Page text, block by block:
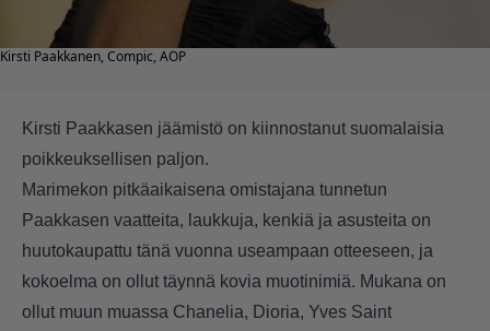
Kirsti Paakkanen, Compic, AOP
Kirsti Paakkasen jäämistö on kiinnostanut suomalaisia
poikkeuksellisen paljon.
Marimekon pitkäaikaisena omistajana tunnetun
Paakkasen vaatteita, laukkuja, kenkiä ja asusteita on
huutokaupattu tänä vuonna useampaan otteeseen, ja
kokoelma on ollut täynnä kovia muotinimiä. Mukana on
ollut muun muassa Chanelia, Dioria, Yves Saint